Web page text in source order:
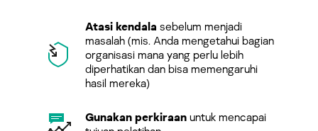
Atasi kendala sebelum menjadi
masalah (mis. Anda mengetahui bagian
organisasi mana yang perlu lebih
diperhatikan dan bisa memengaruhi
hasil mereka)
Gunakan perkiraan untuk mencapai